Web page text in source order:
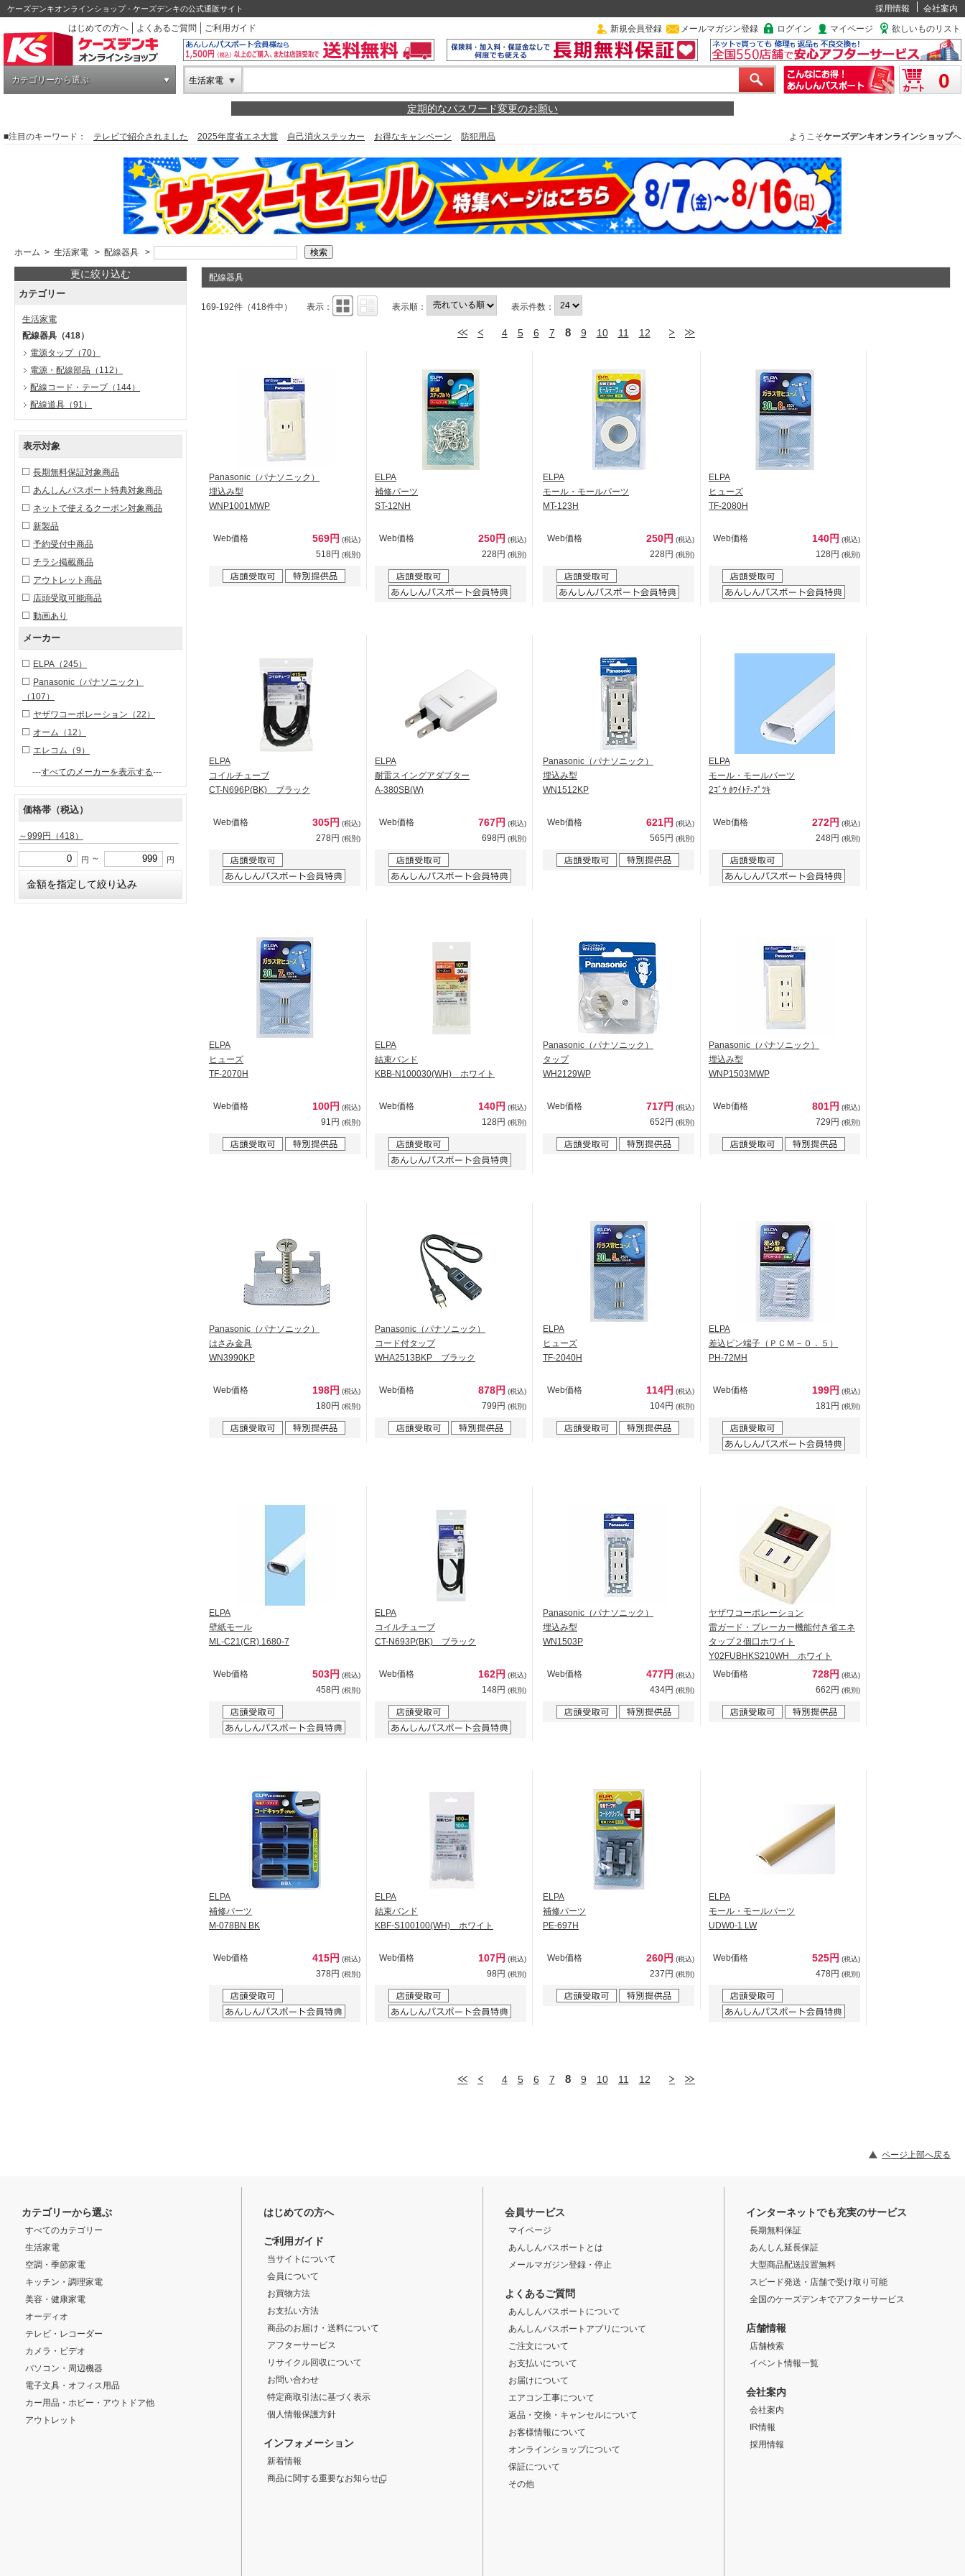
ケーズデンキオンラインショップ - ケーズデンキの公式通販サイト 採用情報
会社案内
はじめての方へ
よくあるご質問 ご利用ガイド 新規会員登録 メールマガジン登録 ログイン マイページ 欲しいものリスト
カテゴリーから選ぶ 生活家電 0
定期的なパスワード変更のお願い
■注目のキーワード： テレビで紹介されました 2025年度省エネ大賞 自己消火ステッカー お得なキャンペーン 防犯用品 ようこそケーズデンキオンラインショップへ
ホーム > 生活家電 > 配線器具 >
更に絞り込む
カテゴリー
生活家電
配線器具 （418）
電源タップ（70）
電源・配線部品 （112）
配線コード・テープ（144）
配線道具 （91）
表示対象
長期無料保証対象商品
あんしんパスポート特典対象商品
ネットで使えるクーポン対象商品
新製品
予約受付中商品
チラシ掲載商品
アウトレット商品
店頭受取可能商品
動画あり
メーカー
ELPA （245）
Panasonic（パナソニック）
（107）
ヤザワコーポレーション （22）
オーム （12）
エレコム （9）
---すべてのメーカーを表示する---
価格帯（税込）
～999円 （418）
円 ～ 円
配線器具
169-192件（418件中） 表示： 表示順： 表示件数：
4 5 6 7 8 9 10 11 12
Panasonic（パナソニック）
埋込み型
WNP1001MWP
Web価格 569円 (税込)
518円 (税別)
ELPA
補修パーツ
ST-12NH
Web価格 250円 (税込)
228円 (税別)
ELPA
モール・モールパーツ
MT-123H
Web価格 250円 (税込)
228円 (税別)
ELPA
ヒューズ
TF-2080H
Web価格 140円 (税込)
128円 (税別)
ELPA
コイルチューブ
CT-N696P(BK) ブラック
Web価格 305円 (税込)
278円 (税別)
ELPA
耐雷スイングアダプター
A-380SB(W)
Web価格 767円 (税込)
698円 (税別)
Panasonic（パナソニック）
埋込み型
WN1512KP
Web価格 621円 (税込)
565円 (税別)
ELPA
モール・モールパーツ
2ｺﾞｳ ﾎﾜｲﾄﾃ-ﾌﾟﾂｷ
Web価格 272円 (税込)
248円 (税別)
ELPA
ヒューズ
TF-2070H
Web価格 100円 (税込)
91円 (税別)
ELPA
結束バンド
KBB-N100030(WH) ホワイト
Web価格 140円 (税込)
128円 (税別)
Panasonic（パナソニック）
タップ
WH2129WP
Web価格 717円 (税込)
652円 (税別)
Panasonic（パナソニック）
埋込み型
WNP1503MWP
Web価格 801円 (税込)
729円 (税別)
Panasonic（パナソニック）
はさみ金具
WN3990KP
Web価格 198円 (税込)
180円 (税別)
Panasonic（パナソニック）
コード付タップ
WHA2513BKP ブラック
Web価格 878円 (税込)
799円 (税別)
ELPA
ヒューズ
TF-2040H
Web価格 114円 (税込)
104円 (税別)
ELPA
差込ピン端子（ＰＣＭ－０．５）
PH-72MH
Web価格 199円 (税込)
181円 (税別)
ELPA
壁紙モール
ML-C21(CR) 1680-7
Web価格 503円 (税込)
458円 (税別)
ELPA
コイルチューブ
CT-N693P(BK) ブラック
Web価格 162円 (税込)
148円 (税別)
Panasonic（パナソニック）
埋込み型
WN1503P
Web価格 477円 (税込)
434円 (税別)
ヤザワコーポレーション
雷ガード・ブレーカー機能付き省エネ
タップ２個口ホワイト
Y02FUBHKS210WH ホワイト
Web価格
728円 (税込)
662円 (税別)
ELPA
補修パーツ
M-078BN BK
Web価格 415円 (税込)
378円 (税別)
ELPA
結束バンド
KBF-S100100(WH) ホワイト
Web価格 107円 (税込)
98円 (税別)
ELPA
補修パーツ
PE-697H
Web価格 260円 (税込)
237円 (税別)
ELPA
モール・モールパーツ
UDW0-1 LW
Web価格 525円 (税込)
478円 (税別)
4 5 6 7 8 9 10 11 12
ページ上部へ戻る
カテゴリーから選ぶ
すべてのカテゴリー
生活家電
空調・季節家電
キッチン・調理家電
美容・健康家電
オーディオ
テレビ・レコーダー
カメラ・ビデオ
パソコン・周辺機器
電子文具・オフィス用品
カー用品・ホビー・アウトドア他
アウトレット
はじめての方へ
ご利用ガイド
当サイトについて
会員について
お買物方法
お支払い方法
商品のお届け・送料について
アフターサービス
リサイクル回収について
お問い合わせ
特定商取引法に基づく表示
個人情報保護方針
インフォメーション
新着情報
商品に関する重要なお知らせ
会員サービス
マイページ
あんしんパスポートとは
メールマガジン登録・停止
よくあるご質問
あんしんパスポートについて
あんしんパスポートアプリについて
ご注文について
お支払いについて
お届けについて
エアコン工事について
返品・交換・キャンセルについて
お客様情報について
オンラインショップについて
保証について
その他
インターネットでも充実のサービス
長期無料保証
あんしん延長保証
大型商品配送設置無料
スピード発送・店舗で受け取り可能
全国のケーズデンキでアフターサービス
店舗情報
店舗検索
イベント情報一覧
会社案内
会社案内
IR情報
採用情報